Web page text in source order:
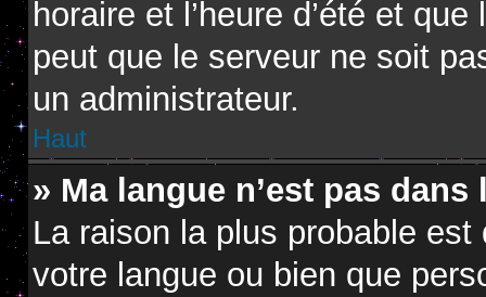
horaire et l’heure d’été et
peut que le serveur ne soit
un administrateur.
Haut
» Ma langue n’est pas dans
La raison la plus probable est
votre langue ou bien que